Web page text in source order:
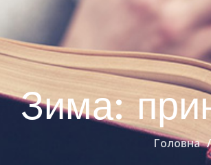
Зима:
Головна